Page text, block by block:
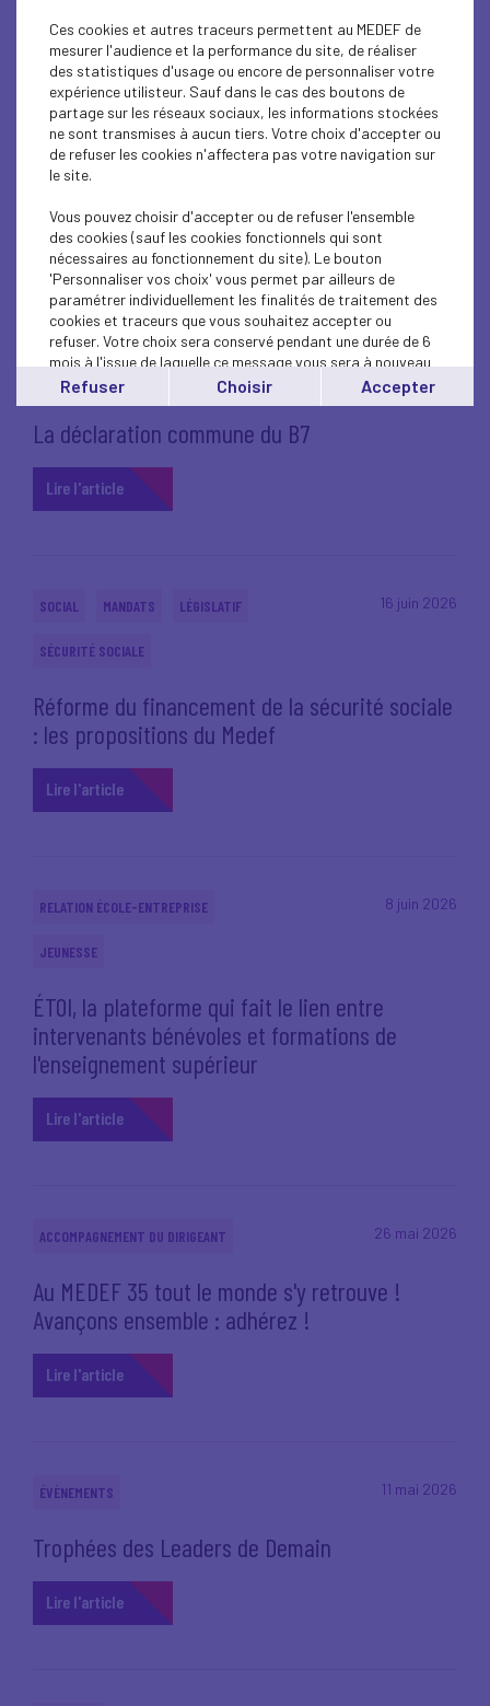
29 juin 2026
ÉVÈNEMENTS ÉCONOMIE
FEB 2026 - Une vie meilleure
Lire l'article
25 juin 2026
INTERNATIONAL EUROPE - BRUXELLES
ÉCONOMIE
La déclaration commune du B7
Lire l'article
16 juin 2026
SOCIAL MANDATS LÉGISLATIF
SÉCURITÉ SOCIALE
Réforme du financement de la sécurité sociale
: les propositions du Medef
Lire l'article
8 juin 2026
RELATION ÉCOLE-ENTREPRISE
JEUNESSE
ÉTOI, la plateforme qui fait le lien entre
intervenants bénévoles et formations de
l'enseignement supérieur
Lire l'article
26 mai 2026
ACCOMPAGNEMENT DU DIRIGEANT
Au MEDEF 35 tout le monde s'y retrouve !
Avançons ensemble : adhérez !
Lire l'article
11 mai 2026
ÉVÈNEMENTS
Trophées des Leaders de Demain
Lire l'article
Ces cookies et autres traceurs permettent au MEDEF de
mesurer l'audience et la performance du site, de réaliser
des statistiques d'usage ou encore de personnaliser votre
expérience utilisteur. Sauf dans le cas des boutons de
partage sur les réseaux sociaux, les informations stockées
ne sont transmises à aucun tiers. Votre choix d'accepter ou
de refuser les cookies n'affectera pas votre navigation sur
le site.
Vous pouvez choisir d'accepter ou de refuser l'ensemble
des cookies (sauf les cookies fonctionnels qui sont
nécessaires au fonctionnement du site). Le bouton
'Personnaliser vos choix' vous permet par ailleurs de
paramétrer individuellement les finalités de traitement des
cookies et traceurs que vous souhaitez accepter ou
refuser. Votre choix sera conservé pendant une durée de 6
mois à l'issue de laquelle ce message vous sera à nouveau
affiché..
Vous pouvez modifier votre choix à tout moment en
cliquant sur le lien
en bas de page.
Refuser Choisir Accepter